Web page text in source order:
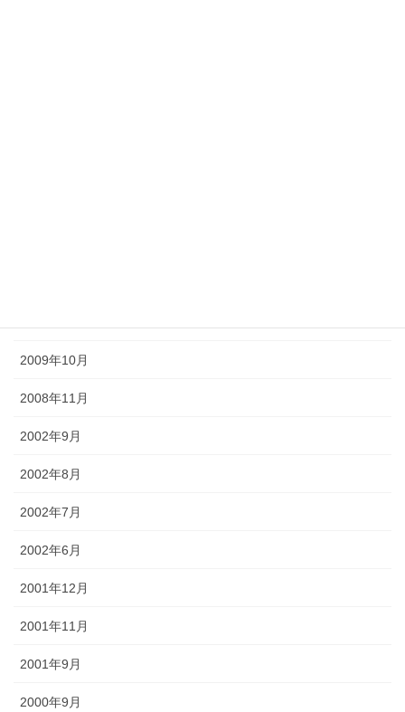
2009年10月
2008年11月
2002年9月
2002年8月
2002年7月
2002年6月
2001年12月
2001年11月
2001年9月
2000年9月